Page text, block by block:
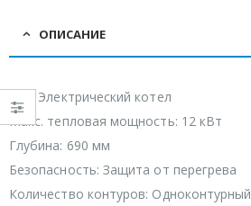
ОПИСАНИЕ
Тип: Электрический котел
Макс. тепловая мощность: 12 кВт
Глубина: 690 мм
Безопасность: Защита от перегрева
Количество контуров: Одноконтурный